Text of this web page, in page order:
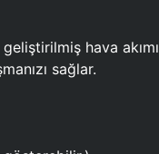
hava akımı
sağlar.